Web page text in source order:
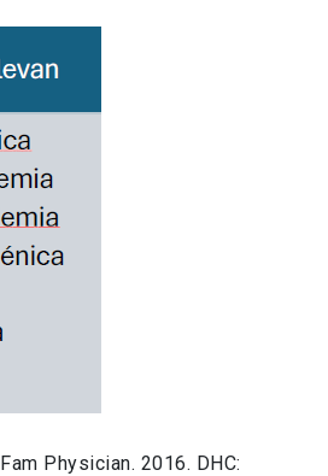
Physician. 2016. DHC: